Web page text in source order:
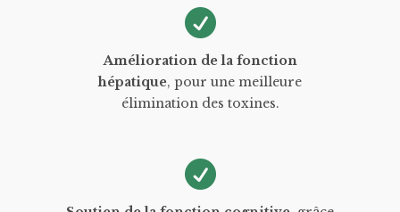
Amélioration de la fonction
hépatique, pour une meilleure
élimination des toxines.